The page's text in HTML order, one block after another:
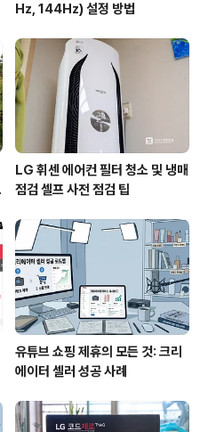
Hz, 144Hz) 설정 방법
LG 휘센 에어컨 필터 청소 및 냉매
점검 셀프 사전 점검 팁
유튜브 쇼핑 제휴의 모든 것: 크리
에이터 셀러 성공 사례